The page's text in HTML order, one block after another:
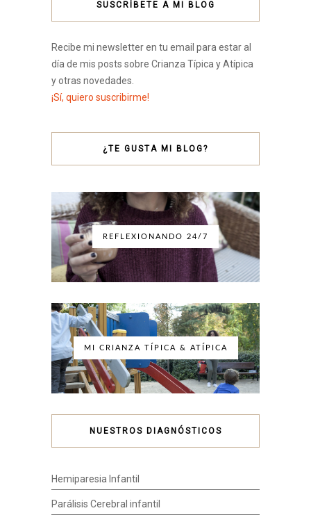
SUSCRÍBETE A MI BLOG
Recibe mi newsletter en tu email para estar al
día de mis posts sobre Crianza Típica y Atípica
y otras novedades.
¡Sí, quiero suscribirme!
¿TE GUSTA MI BLOG?
REFLEXIONANDO 24/7
MI CRIANZA TÍPICA & ATÍPICA
NUESTROS DIAGNÓSTICOS
Hemiparesia Infantil
Parálisis Cerebral infantil